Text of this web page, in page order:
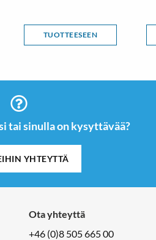
TUOTTEESEEN
tai sinulla on kysyttävää?
YHTEYTTÄ
Ota yhteyttä
+46 (0)8 505 665 00